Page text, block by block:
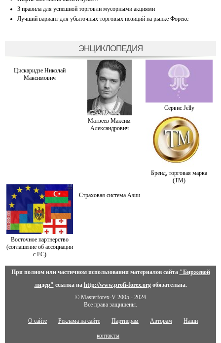
3 правила для успешной торговли мусорными акциями
Лучший вариант для убыточных торговых позиций на рынке Форекс
ЭНЦИКЛОПЕДИЯ
Цискаридзе Николай
Максимович
Матвеев Максим
Александрович
Сервис Jelly
Бренд, торговая марка
(ТМ)
Восточное партнерство
(соглашение об ассоциации
с ЕС)
Страховая система Азии
При полном или частичном использовании материалов сайта "Биржевой
лидер" ссылка на http://www.profi-forex.orgобязательна.
© Masterforex-V 2005 - 2024
Все права защищены.
О сайте Реклама на сайте Партнерам Авторам Наши
контакты